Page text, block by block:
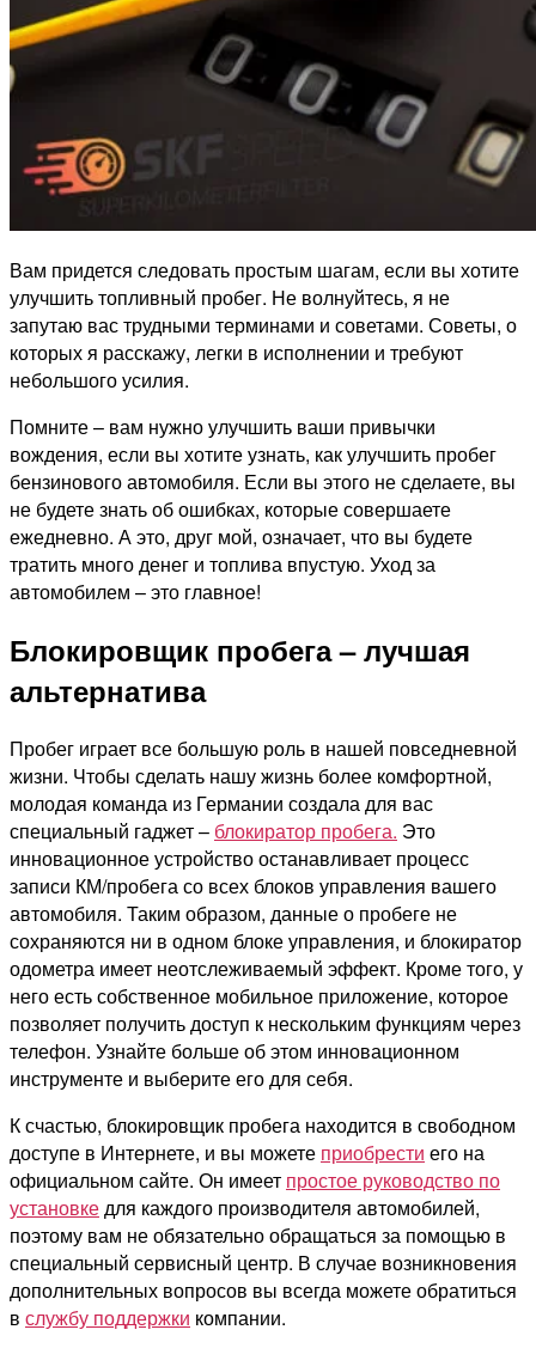
Вам придется следовать простым шагам, если вы хотите
улучшить топливный пробег. Не волнуйтесь, я не
запутаю вас трудными терминами и советами. Советы, о
которых я расскажу, легки в исполнении и требуют
небольшого усилия.
Помните – вам нужно улучшить ваши привычки
вождения, если вы хотите узнать, как улучшить пробег
бензинового автомобиля. Если вы этого не сделаете, вы
не будете знать об ошибках, которые совершаете
ежедневно. А это, друг мой, означает, что вы будете
тратить много денег и топлива впустую. Уход за
автомобилем – это главное!
Блокировщик пробега – лучшая
альтернатива
Пробег играет все большую роль в нашей повседневной
жизни. Чтобы сделать нашу жизнь более комфортной,
молодая команда из Германии создала для вас
специальный гаджет – блокиратор пробега. Это
инновационное устройство останавливает процесс
записи КМ/пробега со всех блоков управления вашего
автомобиля. Таким образом, данные о пробеге не
сохраняются ни в одном блоке управления, и блокиратор
одометра имеет неотслеживаемый эффект. Кроме того, у
него есть собственное мобильное приложение, которое
позволяет получить доступ к нескольким функциям через
телефон. Узнайте больше об этом инновационном
инструменте и выберите его для себя.
К счастью, блокировщик пробега находится в свободном
доступе в Интернете, и вы можете приобрести его на
официальном сайте. Он имеет простое руководство по
установкедля каждого производителя автомобилей,
поэтому вам не обязательно обращаться за помощью в
специальный сервисный центр. В случае возникновения
дополнительных вопросов вы всегда можете обратиться
в службу поддержки компании.